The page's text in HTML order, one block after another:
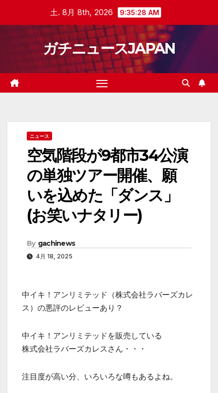
土. 8月 8th, 2026 9:35:29 AM
ガチニュースJAPAN
ニュース
空気階段が9都市34公演
の単独ツアー開催、願
いを込めた「ダンス」
(お笑いナタリー)
By gachinews
4月 18, 2025
中イキ！アンリミテッド（株式会社ラバーズカレ
ス）の悪評のレビューあり？
中イキ！アンリミテッドを販売している
株式会社ラバーズカレスさん・・・
注目度が高い分、いろいろな噂もあるよね。